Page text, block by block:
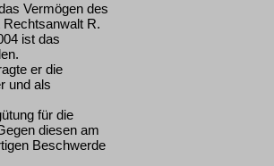
Vermögen des
R.
ist das
er die
und als
für die
diesen am
Beschwerde